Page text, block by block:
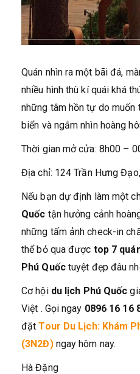
Quán nhìn ra một bãi đá,
nhiều hình thù kí quái khá
những tâm hồn tự do
biển và ngắm nhìn hoàng
Thời gian mở cửa: 8h00 –
Địa chỉ: 124 Trần Hưng
Nếu bạn dự định làm một
Quốc tận hưởng cảnh
những tấm ảnh check-in
thể bỏ qua được top 7
Phú Quốctuyệt đẹp đâu
Cơ hội du lịch Phú Quốc
Việt . Gọi ngay 0896 16 16
đặtTour Du Lịch: Khám
(3N2Đ)ngay hôm nay.
Hà Đặng